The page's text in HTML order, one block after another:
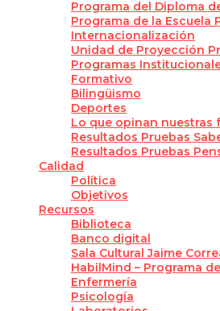
Programa del Diploma
Programa de la Escuela
Internacionalización
Unidad de Proyección
Programas
Formativo
Bilingüismo
Deportes
Lo que opinan nuestras
Resultados Pruebas
Resultados Pruebas
Calidad
Política
Objetivos
Recursos
Biblioteca
Banco digital
Sala Cultural Jaime
HabilMind – Programa
Enfermería
Psicología